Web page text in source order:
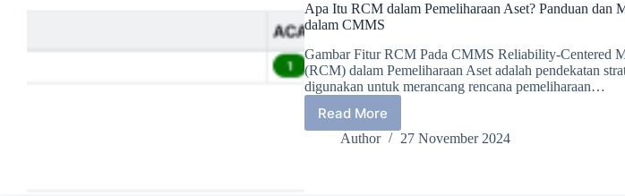
Apa Itu RCM dalam Pemeliharaan Aset? Panduan dan
dalam CMMS
Gambar Fitur RCM Pada CMMS Reliability-Centered
(RCM) dalam Pemeliharaan Aset adalah pendekatan
digunakan untuk merancang rencana pemeliharaan…
Read More
Apa
Itu
Author 27 November 2024